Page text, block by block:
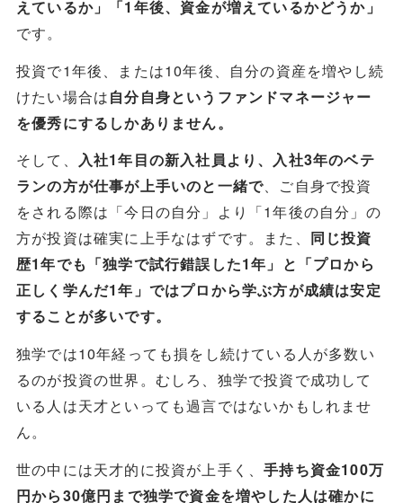
えているか」「1年後、資金が増えているかどうか」
です。
投資で1年後、または10年後、自分の資産を増やし続
けたい場合は自分自身というファンドマネージャー
を優秀にするしかありません。
そして、
入社1年目の新入社員より、入社3年のベテ
ランの方が仕事が上手いのと一緒で、ご自身で投資
をされる際は「今日の自分」より「1年後の自分」の
方が投資は確実に上手なはずです。また、 同じ投資
歴1年でも「独学で試行錯誤した1年」と「プロから
正しく学んだ1年」ではプロから学ぶ方が成績は安定
することが多いです。
独学では10年経っても損をし続けている人が多数い
るのが投資の世界。むしろ、独学で投資で成功して
いる人は天才といっても過言ではないかもしれませ
ん。
世の中には天才的に投資が上手く、手持ち資金100万
円から30億円まで独学で資金を増やした人は確かに